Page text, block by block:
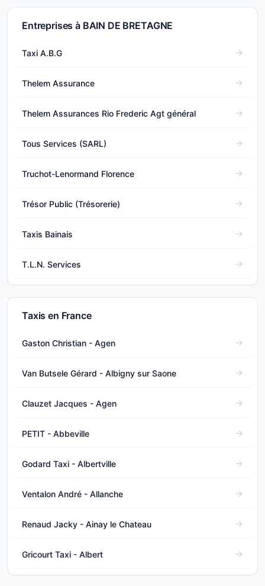
Entreprises à BAIN DE BRETAGNE
Taxi A.B.G
Thelem Assurance
Thelem Assurances Rio Frederic Agt général
Tous Services (SARL)
Truchot-Lenormand Florence
Trésor Public (Trésorerie)
Taxis Bainais
T.L.N. Services
Taxis en France
Gaston Christian - Agen
Van Butsele Gérard - Albigny sur Saone
Clauzet Jacques - Agen
PETIT - Abbeville
Godard Taxi - Albertville
Ventalon André - Allanche
Renaud Jacky - Ainay le Chateau
Gricourt Taxi - Albert